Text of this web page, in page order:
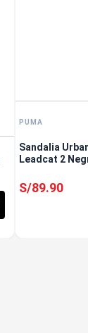
PUMA
Sandalia
Leadcat 2
S/89.90